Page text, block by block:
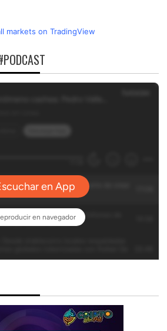
markets on TradingView